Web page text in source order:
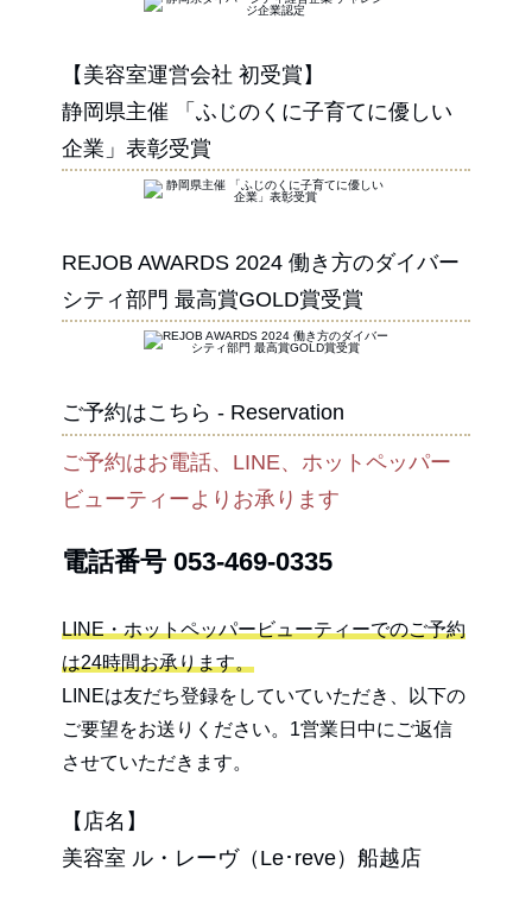
【美容室運営会社 初受賞】
静岡県主催 「ふじのくに子育てに優しい
企業」表彰受賞
REJOB AWARDS 2024 働き方のダイバー
シティ部門 最高賞GOLD賞受賞
ご予約はこちら - Reservation
ご予約はお電話、LINE、ホットペッパー
ビューティーよりお承ります
電話番号 053-469-0335
LINE・ホットペッパービューティーでのご予約
は24時間お承ります。
LINEは友だち登録をしていていただき、以下の
ご要望をお送りください。1営業日中にご返信
させていただきます。
【店名】
美容室 ル・レーヴ（Le･reve）船越店